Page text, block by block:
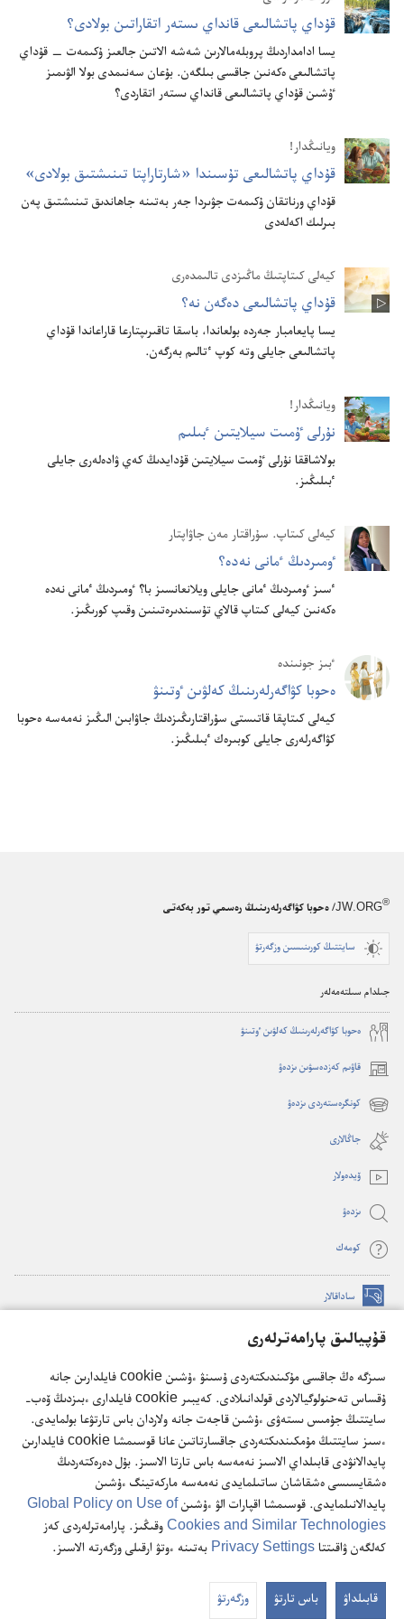
قۇپيالىق پارامەترلەرى
سىزگە ەڭ جاقسى مۇكىندىكتەردى ۇسىنۋ ءۇشىن cookie فايلدارىن جانە
ۇقساس تەحنولوگيالاردى قولدانىلادى. كەيبىر cookie فايلدارى ءبىزدىڭ ۆەب-
سايتتىڭ جۇمىس ىستەۋى ءۇشىن قاجەت جانە ولاردان باس تارتۋعا بولمايدى.
ءسىز سايتتىڭ مۇمكىندىكتەردى جاقسارتاتىن عانا قوسىمشا cookie فايلدارىن
پايدالانۋدى قابىلداي الاسىز نەمەسە باس تارتا الاسىز. بۇل دەرەكتەردىڭ
ەشقايسىسى ەشقاشان ساتىلمايدى نەمەسە ماركەتينگ ءۇشىن
پايدالانىلمايدى. قوسىمشا اقپارات الۋ ءۇشىنGlobal Policy on Use of
Cookies and Similar Technologies وقىڭىز. پارامەترلەردى كەز
كەلگەن ۋاقىتتا Privacy Settings بەتىنە ءوتۋ ارقىلى وزگەرتە الاسىز.
قابىلداۋ باس تارتۋ وزگەرتۋ
قۇ‌داي پاتشالىعى قانداي ىستە‌ر اتقاراتىن بولادى؟‏
يسا ادامداردىڭ پروبلە‌مالارىن شە‌شە الاتىن جالعىز ۇ‌كىمە‌ت —‏ قۇ‌داي
پاتشالىعى ە‌كە‌نىن جاقسى بىلگە‌ن.‏ بۇ‌عان سە‌نىمدى بولا الۋىمىز
ٷشىن قۇ‌داي پاتشالىعى قانداي ىستە‌ر اتقاردى؟‏
ويانىڭدار!
قۇ‌داي پاتشالىعى تۇ‌سىندا «شارتاراپتا تىنىشتىق بولادى»‏
قۇ‌داي ورناتقان ۇ‌كىمە‌ت جۋىردا جە‌ر بە‌تىنە جاھاندىق تىنىشتىق پە‌ن
بىرلىك اكە‌لە‌دى
كيەلى كىتاپتىڭ ماڭىزدى تالىمدەرى
قۇ‌داي پاتشالىعى دە‌گە‌ن نە؟‏
يسا پايعامبار جە‌ردە بولعاندا،‏ باسقا تاقىرىپتارعا قاراعاندا قۇ‌داي
پاتشالىعى جايلى وتە كوپ ٴ‌تالىم بە‌رگە‌ن.‏
ويانىڭدار!
نۇرلى ٷمىت سيلايتىن ٴ‌بىلىم
بولاشاققا نۇرلى ٷمىت سيلايتىن قۇدايدىڭ كەي ۋادەلەرى جايلى
ٴ‌بىلىڭىز.‏
كيە‌لى كىتاپ.‏ سۇ‌راقتار مە‌ن جاۋاپتار
ٶمىردىڭ ٴ‌مانى نە‌دە؟‏
ٴ‌سىز ٶمىردىڭ ٴ‌مانى جايلى ويلانعانسىز با؟‏ ٶمىردىڭ ٴ‌مانى نە‌دە
ە‌كە‌نىن كيە‌لى كىتاپ قالاي تۇ‌سىندىرە‌تىنىن وقىپ كورىڭىز.‏
ٴ‌بىز جونىندە
ە‌حوبا كۋاگە‌رلە‌رىنىڭ كە‌لۋىن ٶتىنۋ
كيە‌لى كىتاپقا قاتىستى سۇ‌راقتارىڭىزدىڭ جاۋابىن الىڭىز نە‌مە‌سە ە‌حوبا
كۋاگە‌رلە‌رى جايلى كوبىرە‌ك ٴ‌بىلىڭىز.‏
JW.ORG® / ەحوبا كۋاگەرلەرىنىڭ رەسمي تور بەكەتى
سايتتىڭ كورىنىسىن وزگەرتۋ
جىلدام سىلتەمەلەر
ە‌حوبا كۋاگە‌رلە‌رىنىڭ كە‌لۋىن ٶتىنۋ
قاۋىم كەزدەسۋىن ىزدەۋ
(opens
new
window)
كونگرەستەردى ىزدەۋ
(opens
new
window)
جاڭالارى
ۆيدە‌ولار
ىزدە‌ۋ
كومە‌ك
ساداقالار
(opens
window) كۇزەت مۇناراسىنىڭ تورداعى كىتاپحاناسى
new
window)
JW Hub
®
(opens
new
window)
JW Library
Copyright© 2026 Watch Tower Bible and Tract Society of Pennsylvania.
پايدالانۋ ٴتارتىبى | قۇپيا ساقتاۋ ساياساتى| قۇپيالىق پارامەترلەرى